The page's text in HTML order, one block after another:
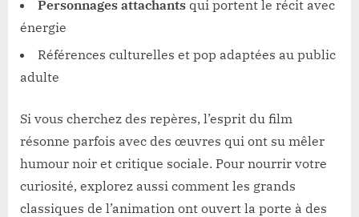
Personnages attachants qui portent le récit avec
énergie
Références culturelles et pop adaptées au public
adulte
Si vous cherchez des repères, l’esprit du film
résonne parfois avec des œuvres qui ont su mêler
humour noir et critique sociale. Pour nourrir votre
curiosité, explorez aussi comment les grands
classiques de l’animation ont ouvert la porte à des